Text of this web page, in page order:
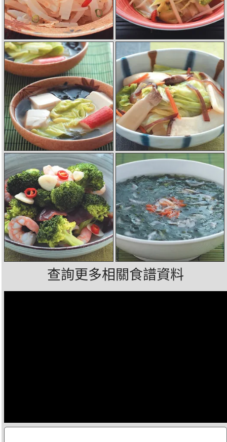
查詢更多相關食譜資料